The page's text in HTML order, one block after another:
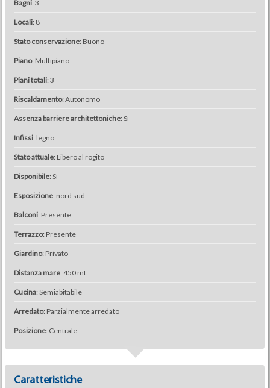
Bagni: 3
Locali: 8
Stato conservazione: Buono
Piano: Multipiano
Piani totali: 3
Riscaldamento: Autonomo
Assenza barriere architettoniche: Si
Infissi: legno
Stato attuale: Libero al rogito
Disponibile: Si
Esposizione: nord sud
Balconi: Presente
Terrazzo: Presente
Giardino: Privato
Distanza mare: 450 mt.
Cucina: Semiabitabile
Arredato: Parzialmente arredato
Posizione: Centrale
Caratteristiche